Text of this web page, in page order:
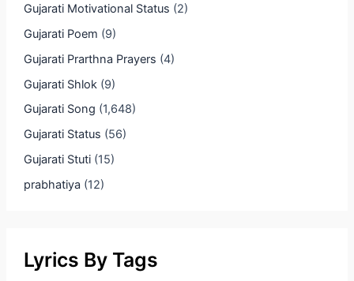
Gujarati Motivational Status (2)
Gujarati Poem (9)
Gujarati Prarthna Prayers (4)
Gujarati Shlok(9)
Gujarati Song (1,648)
Gujarati Status (56)
Gujarati Stuti(15)
prabhatiya (12)
Lyrics By Tags